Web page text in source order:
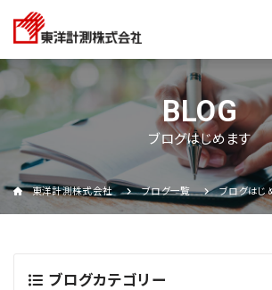
ブログはじめます
東洋計測株式会社 ブログ一覧 ブログはじ
ブログカテゴリー